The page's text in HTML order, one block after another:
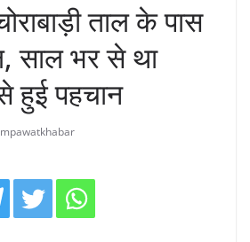
ताल के पास
साल भर से था
हुई पहचान